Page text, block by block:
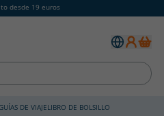
desde 19 euros
DE VIAJELIBRO DE BOLSILLO